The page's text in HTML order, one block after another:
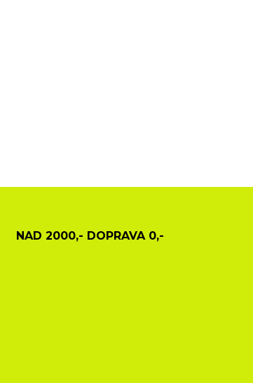
NAD 2000,- DOPRAVA 0,-